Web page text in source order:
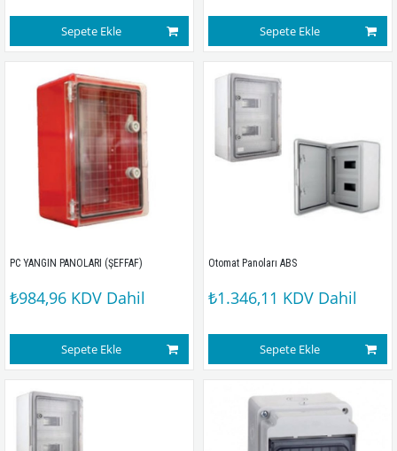
Sepete Ekle Sepete Ekle
PC YANGIN PANOLARI (ŞEFFAF)
₺984,96 KDV Dahil
Sepete Ekle
Otomat Panoları ABS
₺1.346,11 KDV Dahil
Sepete Ekle